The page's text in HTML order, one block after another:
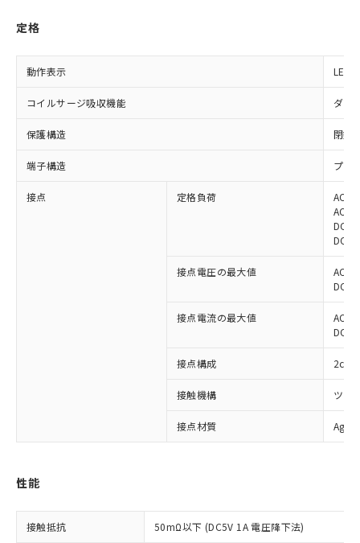
定格
動作表示 LED
コイルサージ吸収機能 ダイ
保護構造 閉鎖
端子構造 プラ
接点 定格負荷
接点電圧の最大値
接点電流の最大値
AC:
DC:
接点構成 2c
接触機構 ツイ
接点材質 Ag
性能
接触抵抗 50mΩ以下 (DC5V 1A 電圧降下法)
非含有に対応した製品が提供可能な商品で